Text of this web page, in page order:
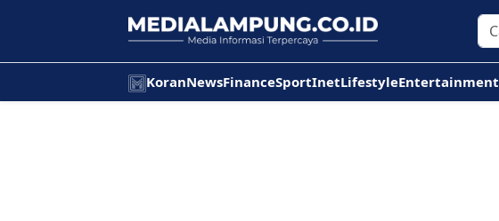
KoranNewsFinanceSportInetLifestyleEntertainment